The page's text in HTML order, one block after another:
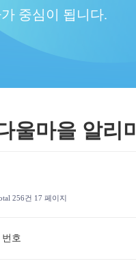
중심이 됩니다.
울마을 알리미
256건 17 페이지
번호